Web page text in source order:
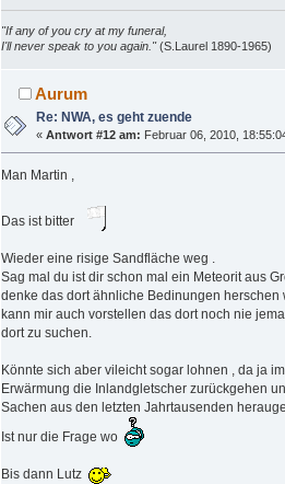
"If any of you cry at my funeral,
I'll never speak to you again."(S.Laurel 1890-1965)
Aurum
Re: NWA, es geht zuende
«Antwort #12 am: Februar 06, 2010,
Man Martin ,
Das ist bitter
Wieder eine risige Sandfläche weg .
Sag mal du ist dir schon mal ein Meteorit aus
denke das dort ähnliche Bedinungen herschen
kann mir auch vorstellen das dort noch nie
dort zu suchen.
Könnte sich aber vileicht sogar lohnen , da ja
Erwärmung die Inlandgletscher zurückgehen
Sachen aus den letzten Jahrtausenden
Ist nur die Frage wo
Bis dann Lutz